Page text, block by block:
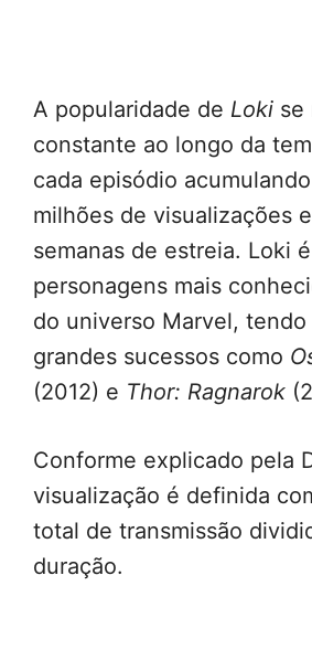
A popularidade de Loki se
constante ao longo da
cada episódio acumulando
milhões de visualizações
semanas de estreia. Loki
personagens mais
do universo Marvel,
grandes sucessos como
(2012) e Thor: Ragnarok
Conforme explicado pela
visualização é definida
total de transmissão
duração.